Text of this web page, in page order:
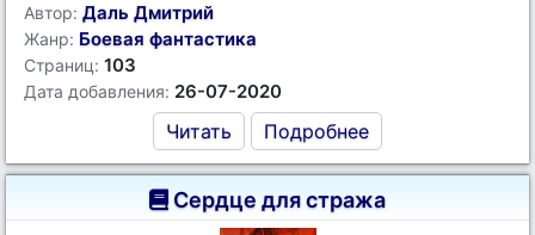
Автор: Даль Дмитрий
Жанр: Боевая фантастика
Страниц: 103
Дата добавления: 26-07-2020
Читать Подробнее
Сердце для стража